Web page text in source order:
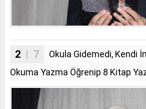
2 | 7
Okula Gidemedi, Kendi
Okuma Yazma Öğrenip 8 Kitap